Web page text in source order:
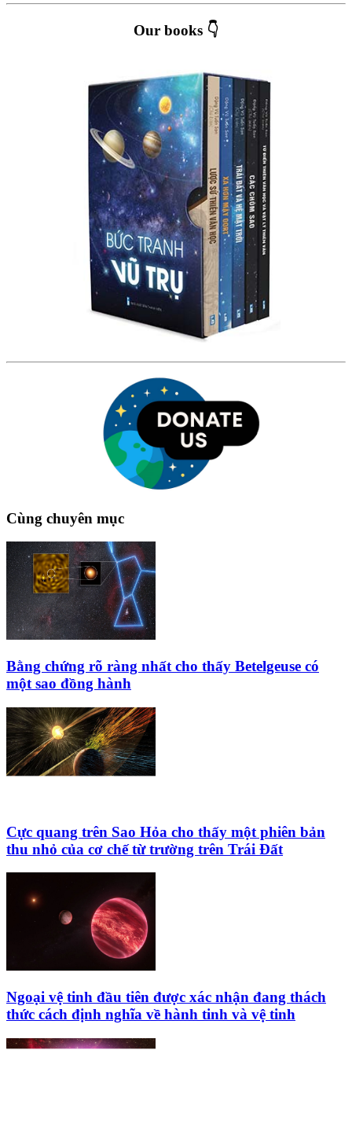
Our books 👇
Cùng chuyên mục
Bằng chứng rõ ràng nhất cho thấy Betelgeuse có
một sao đồng hành
Cực quang trên Sao Hỏa cho thấy một phiên bản
thu nhỏ của cơ chế từ trường trên Trái Đất
Ngoại vệ tinh đầu tiên được xác nhận đang thách
thức cách định nghĩa về hành tinh và vệ tinh